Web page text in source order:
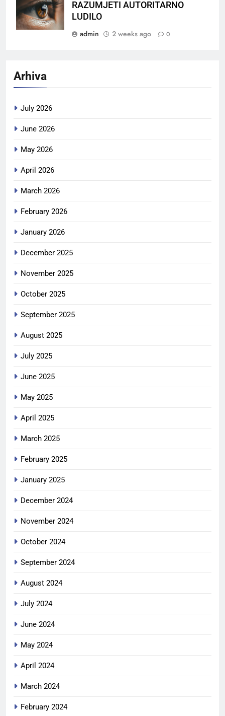
RAZUMJETI AUTORITARNO
LUDILO
admin
2 weeks ago 0
Arhiva
July 2026
June 2026
May 2026
April 2026
March 2026
February 2026
January 2026
December 2025
November 2025
October 2025
September 2025
August 2025
July 2025
June 2025
May 2025
April 2025
March 2025
February 2025
January 2025
December 2024
November 2024
October 2024
September 2024
August 2024
July 2024
June 2024
May 2024
April 2024
March 2024
February 2024